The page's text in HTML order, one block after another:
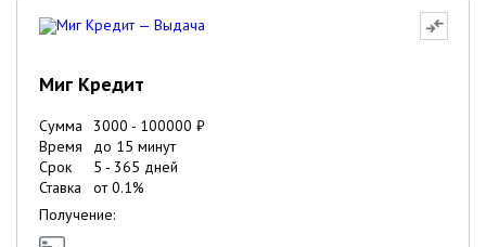
Миг Кредит
Сумма 3000 - 100000 ₽
Время
до 15 минут
Срок
5 - 365 дней
Ставка
от0.1%
Получение: